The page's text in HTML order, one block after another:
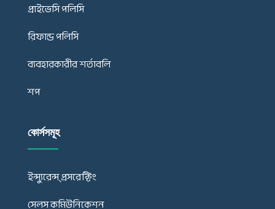
প্রাইভেসি পলিসি
রিফান্ড পলিসি
ব্যবহারকারীর শর্তাবলি
শপ
কোর্সসমূহ
ইন্স্যুরেন্স্ প্রসরেক্টিং
সেলস কমিউনিকেশন